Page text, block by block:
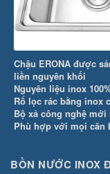
Chậu ERONA được
liền nguyên khối
Nguyên liệu inox
Rổ lọc rác bằng inox
Bộ xả công nghệ
Phù hợp với mọi căn
BỒN NƯỚC INOX